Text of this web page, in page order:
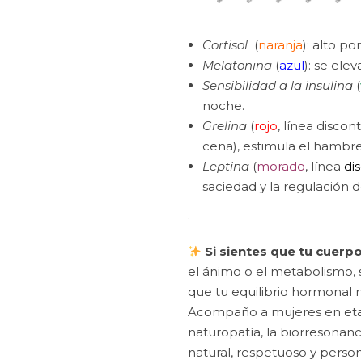
Cortisol (naranja): alto
Melatonina (azul): se
Sensibilidad a la insulina (
noche.
Grelina (rojo, línea
cena), estimula el
Leptina (morado, línea
saciedad y la regulación
.
Si sientes que tu
el ánimo o el
que tu equilibrio hormonal
Acompaño a mujeres en
naturopatía, la
natural, respetuoso y